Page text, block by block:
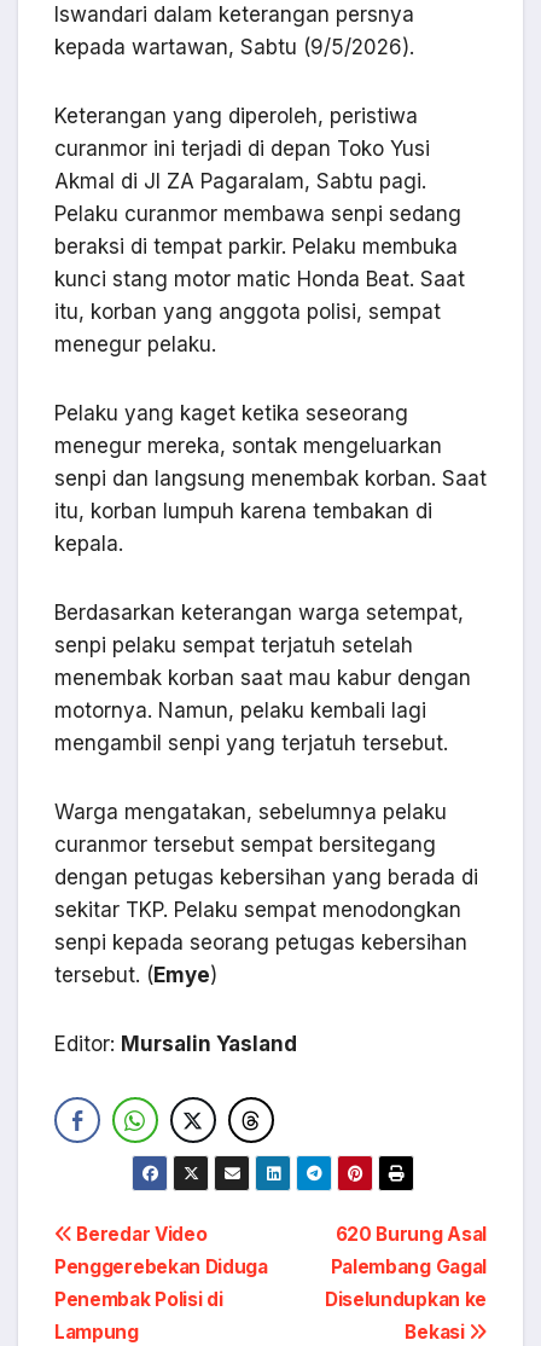
Iswandari dalam keterangan persnya
kepada wartawan, Sabtu (9/5/2026).
Keterangan yang diperoleh, peristiwa
curanmor ini terjadi di depan Toko Yusi
Akmal di Jl ZA Pagaralam, Sabtu pagi.
Pelaku curanmor membawa senpi sedang
beraksi di tempat parkir. Pelaku membuka
kunci stang motor matic Honda Beat. Saat
itu, korban yang anggota polisi, sempat
menegur pelaku.
Pelaku yang kaget ketika seseorang
menegur mereka, sontak mengeluarkan
senpi dan langsung menembak korban. Saat
itu, korban lumpuh karena tembakan di
kepala.
Berdasarkan keterangan warga setempat,
senpi pelaku sempat terjatuh setelah
menembak korban saat mau kabur dengan
motornya. Namun, pelaku kembali lagi
mengambil senpi yang terjatuh tersebut.
Warga mengatakan, sebelumnya pelaku
curanmor tersebut sempat bersitegang
dengan petugas kebersihan yang berada di
sekitar TKP. Pelaku sempat menodongkan
senpi kepada seorang petugas kebersihan
tersebut. (Emye)
Editor: Mursalin Yasland
Navigasi
pos
620 Burung Asal
Palembang Gagal
Diselundupkan ke
Bekasi
Beredar Video
Penggerebekan Diduga
Penembak Polisi di
Lampung